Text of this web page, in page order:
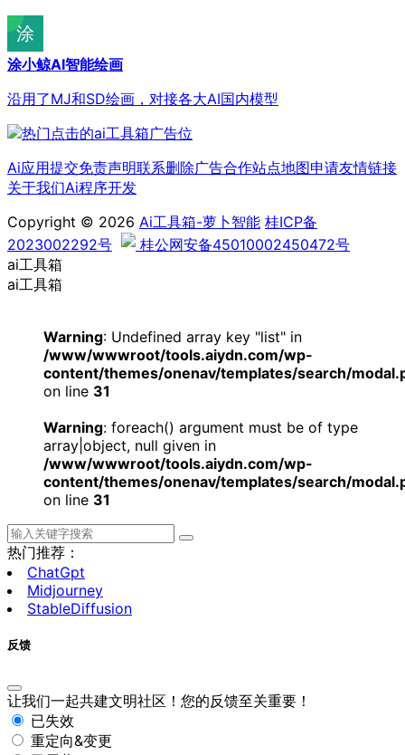
涂小鲸AI智能绘画
沿用了MJ和SD绘画，对接各大AI国内模型
Ai应用提交免责声明联系删除广告合作站点地图申请友情链接
关于我们Ai程序开发
Copyright © 2026 Ai工具箱-萝卜智能 桂ICP备
2023002292号
桂公网安备45010002450472号
ai工具箱
ai工具箱
Warning: Undefined array key "list" in
/www/wwwroot/tools.aiydn.com/wp-
content/themes/onenav/templates/search/
on line 31
Warning: foreach() argument must be of type
array|object, null given in
/www/wwwroot/tools.aiydn.com/wp-
content/themes/onenav/templates/search/
on line 31
热门推荐：
ChatGpt
Midjourney
StableDiffusion
反馈
让我们一起共建文明社区！您的反馈至关重要！
已失效
重定向&变更